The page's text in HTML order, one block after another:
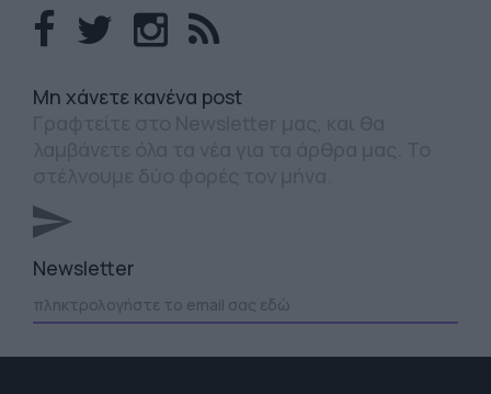
Mη χάνετε κανένα post
Newsletter